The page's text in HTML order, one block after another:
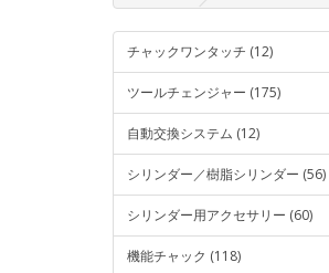
チャックワンタッチ (12)
ツールチェンジャー (175)
自動交換システム (12)
シリンダー／樹脂シリンダー (56)
シリンダー用アクセサリー (60)
機能チャック (118)